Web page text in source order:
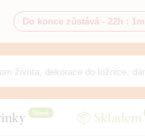
Do konce zůstává - 22h : 1m
Nové 📦 Skladem